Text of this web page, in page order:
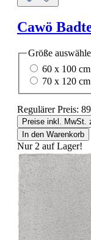
Cawö
Größe
60 x 100 cm
70 x 120 cm
Regulärer Preis:
Preise inkl. MwSt.
In den Warenkorb
Nur 2 auf Lager!